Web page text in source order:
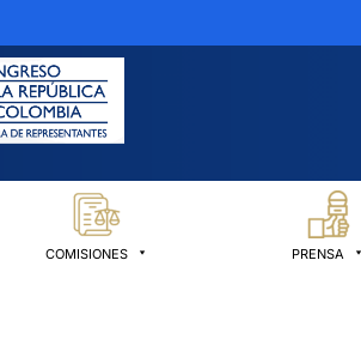
COMISIONES PRENSA